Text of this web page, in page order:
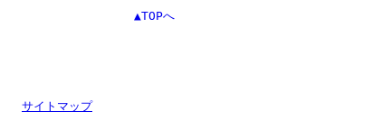
▲TOPへ
サイトマップ